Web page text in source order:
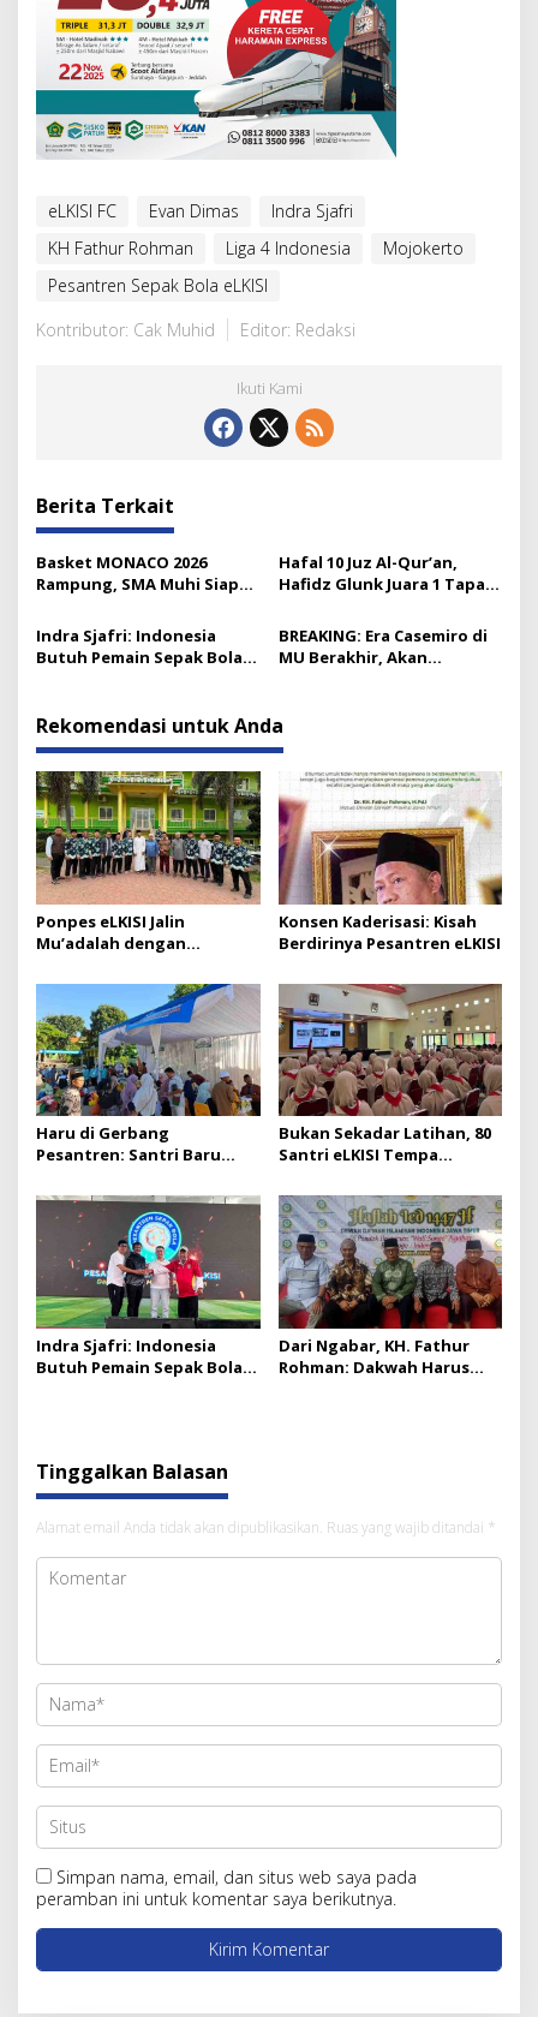
eLKISI FC Evan Dimas
Indra Sjafri
KH Fathur Rohman
Liga 4 Indonesia
Mojokerto
Pesantren Sepak Bola eLKISI
Kontributor: Cak Muhid
Editor: Redaksi
Ikuti Kami
Berita Terkait
Basket MONACO 2026
Rampung, SMA Muhi Siap
Hafal 10 Juz Al-Qur’an,
Hafidz Glunk Juara 1 Tapak
Indra Sjafri: Indonesia
Butuh Pemain Sepak Bola
BREAKING: Era Casemiro di
MU Berakhir, Akan
Rekomendasi untuk Anda
Ponpes eLKISI Jalin
Mu’adalah dengan
Konsen Kaderisasi: Kisah
Berdirinya Pesantren eLKISI
Haru di Gerbang
Pesantren: Santri Baru
Penerimaan Naik 13 Persen
Bukan Sekadar Latihan, 80
Santri eLKISI Tempa
Watukosek
Indra Sjafri: Indonesia
Butuh Pemain Sepak Bola
Dari Ngabar, KH. Fathur
Rohman: Dakwah Harus
Tinggalkan Balasan
Alamat email Anda tidak akan dipublikasikan. Ruas yang wajib ditandai *
Simpan nama, email, dan situs web saya pada
peramban ini untuk komentar saya berikutnya.